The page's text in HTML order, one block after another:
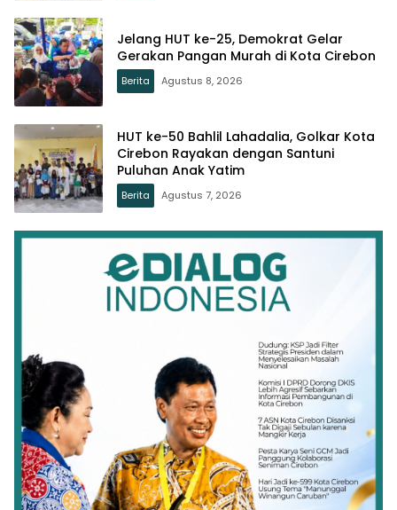
Jelang HUT ke-25, Demokrat Gelar
Gerakan Pangan Murah di Kota Cirebon
Berita Agustus 8, 2026
HUT ke-50 Bahlil Lahadalia, Golkar Kota
Cirebon Rayakan dengan Santuni
Puluhan Anak Yatim
Berita Agustus 7, 2026